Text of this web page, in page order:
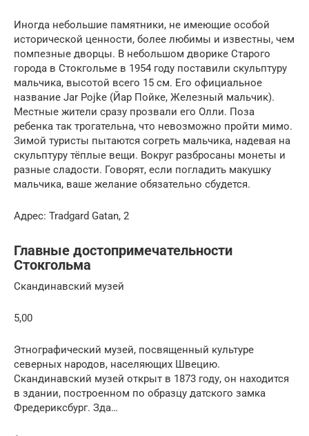
Иногда небольшие памятники, не имеющие особой
исторической ценности, более любимы и известны, чем
помпезные дворцы. В небольшом дворике Старого
города в Стокгольме в 1954 году поставили скульптуру
мальчика, высотой всего 15 см. Его официальное
название Jar Pojke (Йар Пойке, Железный мальчик).
Местные жители сразу прозвали его Олли. Поза
ребенка так трогательна, что невозможно пройти мимо.
Зимой туристы пытаются согреть мальчика, надевая на
скульптуру тёплые вещи. Вокруг разбросаны монеты и
разные сладости. Говорят, если погладить макушку
мальчика, ваше желание обязательно сбудется.
Адрес: Tradgard Gatan, 2
Главные достопримечательности
Стокгольма
Скандинавский музей
5,00
Этнографический музей, посвященный культуре
северных народов, населяющих Швецию.
Скандинавский музей открыт в 1873 году, он находится
в здании, построенном по образцу датского замка
Фредериксбург. Зда…